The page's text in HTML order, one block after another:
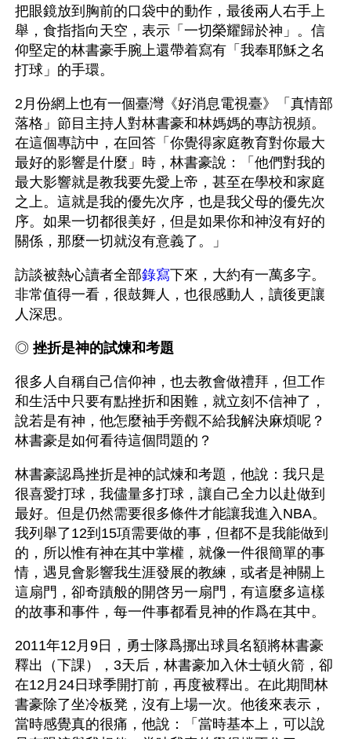
把眼鏡放到胸前的口袋中的動作，最後兩人右手上
舉，食指指向天空，表示「一切榮耀歸於神」。信
仰堅定的林書豪手腕上還帶着寫有「我奉耶穌之名
打球」的手環。
2月份網上也有一個臺灣《好消息電視臺》「真情部
落格」節目主持人對林書豪和林媽媽的專訪視頻。
在這個專訪中，在回答「你覺得家庭教育對你最大
最好的影響是什麼」時，林書豪說：「他們對我的
最大影響就是教我要先愛上帝，甚至在學校和家庭
之上。這就是我的優先次序，也是我父母的優先次
序。如果一切都很美好，但是如果你和神沒有好的
關係，那麼一切就沒有意義了。」
訪談被熱心讀者全部錄寫下來，大約有一萬多字。
非常值得一看，很鼓舞人，也很感動人，讀後更讓
人深思。
◎ 挫折是神的試煉和考題
很多人自稱自己信仰神，也去教會做禮拜，但工作
和生活中只要有點挫折和困難，就立刻不信神了，
說若是有神，他怎麼袖手旁觀不給我解決麻煩呢？
林書豪是如何看待這個問題的？
林書豪認爲挫折是神的試煉和考題，他說：我只是
很喜愛打球，我儘量多打球，讓自己全力以赴做到
最好。但是仍然需要很多條件才能讓我進入NBA。
我列舉了12到15項需要做的事，但都不是我能做到
的，所以惟有神在其中掌權，就像一件很簡單的事
情，遇見會影響我生涯發展的教練，或者是神關上
這扇門，卻奇蹟般的開啓另一扇門，有這麼多這樣
的故事和事件，每一件事都看見神的作爲在其中。
2011年12月9日，勇士隊爲挪出球員名額將林書豪
釋出（下課），3天后，林書豪加入休士頓火箭，卻
在12月24日球季開打前，再度被釋出。在此期間林
書豪除了坐冷板凳，沒有上場一次。他後來表示，
當時感覺真的很痛，他說：「當時基本上，可以說